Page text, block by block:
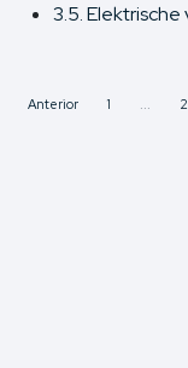
3.5.
Anterior 1 ... 2